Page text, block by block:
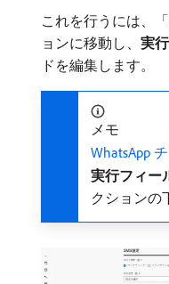
これを行うには、「
ョンに移動し、 実
ドを編集します。
メモ
WhatsApp
実行フィー
クションの